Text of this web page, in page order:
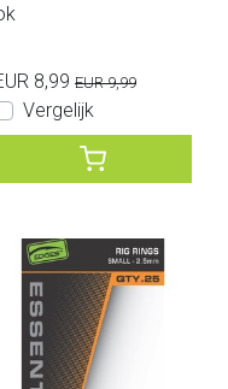
8,99 EUR 9,99
Vergelijk